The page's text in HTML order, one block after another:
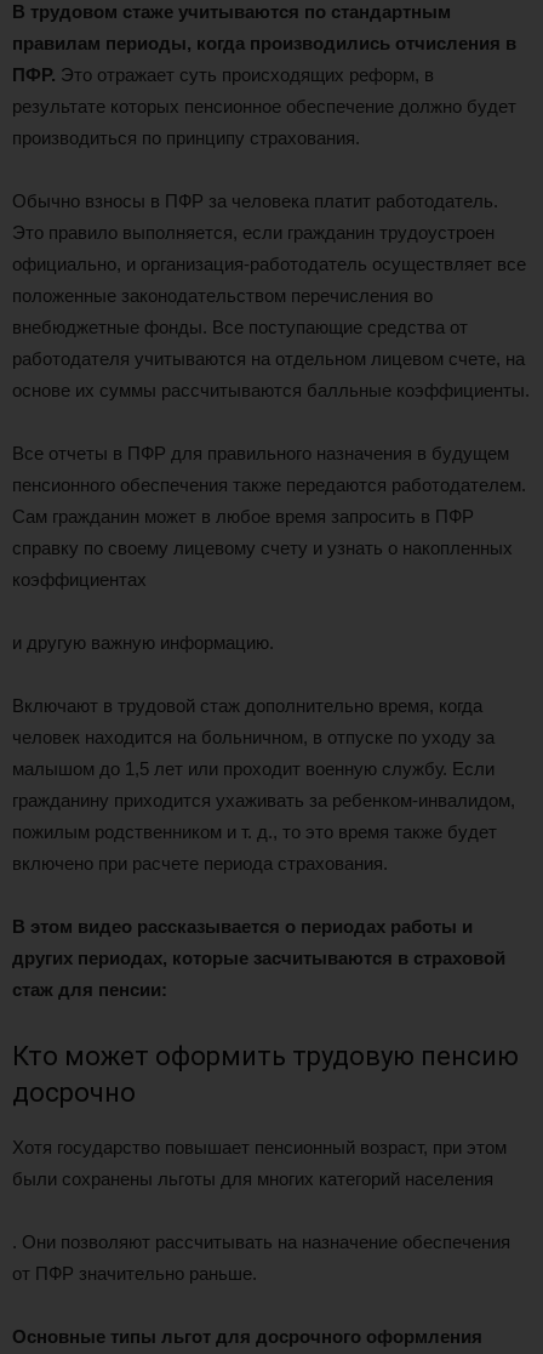
В трудовом стаже учитываются по стандартным
правилам периоды, когда производились отчисления в
ПФР. Это отражает суть происходящих реформ, в
результате которых пенсионное обеспечение должно будет
производиться по принципу страхования.
Обычно взносы в ПФР за человека платит работодатель.
Это правило выполняется, если гражданин трудоустроен
официально, и организация-работодатель осуществляет все
положенные законодательством перечисления во
внебюджетные фонды. Все поступающие средства от
работодателя учитываются на отдельном лицевом счете, на
основе их суммы рассчитываются балльные коэффициенты.
Все отчеты в ПФР для правильного назначения в будущем
пенсионного обеспечения также передаются работодателем.
Сам гражданин может в любое время запросить в ПФР
справку по своему лицевому счету и узнать о накопленных
коэффициентах
и другую важную информацию.
Включают в трудовой стаж дополнительно время, когда
человек находится на больничном, в отпуске по уходу за
малышом до 1,5 лет или проходит военную службу. Если
гражданину приходится ухаживать за ребенком-инвалидом,
пожилым родственником и т. д., то это время также будет
включено при расчете периода страхования.
В этом видео рассказывается о периодах работы и
других периодах, которые засчитываются в страховой
стаж для пенсии:
Кто может оформить трудовую пенсию
досрочно
Хотя государство повышает пенсионный возраст, при этом
были сохранены льготы для многих категорий населения
. Они позволяют рассчитывать на назначение обеспечения
от ПФР значительно раньше.
Основные типы льгот для досрочного оформления